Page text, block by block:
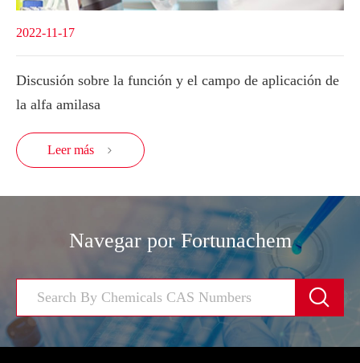
2022-11-17
Discusión sobre la función y el campo de aplicación de
la alfa amilasa
Leer más 
Navegar por Fortunachem
